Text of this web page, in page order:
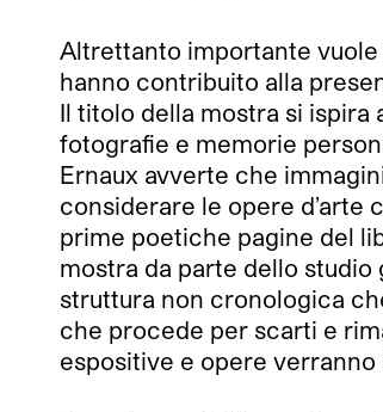
Altrettanto importante vuole
hanno contribuito alla
Il titolo della mostra si ispira
fotografie e memorie
Ernaux avverte che
considerare le opere d’arte
prime poetiche pagine del
mostra da parte dello
struttura non cronologica
che procede per scarti e
espositive e opere